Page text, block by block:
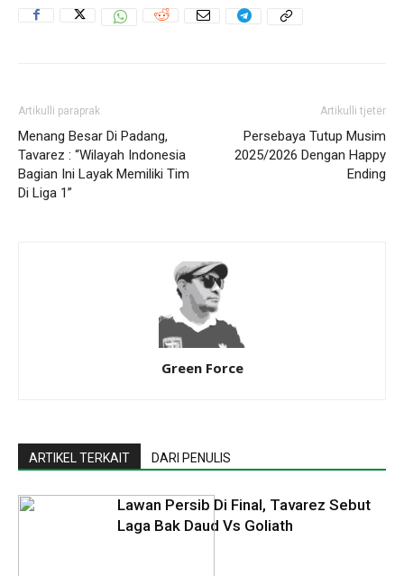
Artikulli paraprak
Menang Besar Di Padang,
Tavarez : “Wilayah Indonesia
Bagian Ini Layak Memiliki Tim
Di Liga 1”
Artikulli tjetër
Persebaya Tutup Musim
2025/2026 Dengan Happy
Ending
Green Force
ARTIKEL TERKAIT DARI PENULIS
Lawan Persib Di Final, Tavarez Sebut
Laga Bak Daud Vs Goliath